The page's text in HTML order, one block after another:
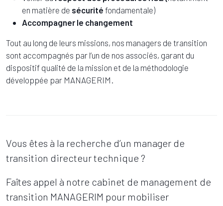
en matière de sécurité fondamentale)
Accompagner le changement
Tout au long de leurs missions, nos managers de transition
sont accompagnés par l’un de nos associés, garant du
dispositif qualité de la mission et de la méthodologie
développée par MANAGERIM.
Vous êtes à la recherche d’un manager de
transition directeur technique ?
Faîtes appel à notre cabinet de management de
transition MANAGERIM pour mobiliser